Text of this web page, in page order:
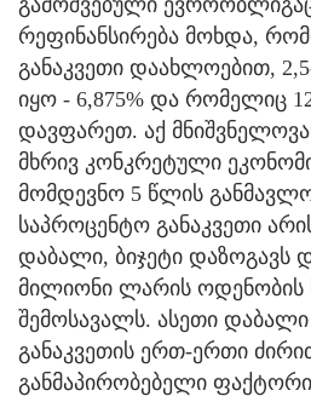
რეფინანსირება მოხდა,
განაკვეთი დაახლოებით,
იყო - 6,875% და რომელიც
დავფარეთ. აქ
მხრივ კონკრეტული
მომდევნო 5 წლის
საპროცენტო განაკვეთი
დაბალი, ბიჯეტი დაზოგავს
მილიონი ლარის ოდენობის
შემოსავალს. ასეთი
განაკვეთის ერთ-ერთი
განმაპირობებელი